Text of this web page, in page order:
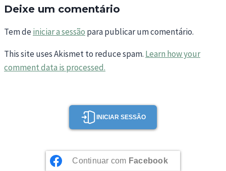
Deixe um comentário
Tem deiniciar a sessão para publicar um comentário.
This site uses Akismet to reduce spam. Learn how your
comment data is processed.
INICIAR SESSÃO
Continuar com Facebook